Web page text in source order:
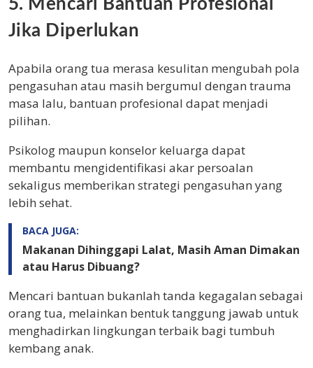
5. Mencari Bantuan Profesional
Jika Diperlukan
Apabila orang tua merasa kesulitan mengubah pola
pengasuhan atau masih bergumul dengan trauma
masa lalu, bantuan profesional dapat menjadi
pilihan.
Psikolog maupun konselor keluarga dapat
membantu mengidentifikasi akar persoalan
sekaligus memberikan strategi pengasuhan yang
lebih sehat.
BACA JUGA:
Makanan Dihinggapi Lalat, Masih Aman Dimakan
atau Harus Dibuang?
Mencari bantuan bukanlah tanda kegagalan sebagai
orang tua, melainkan bentuk tanggung jawab untuk
menghadirkan lingkungan terbaik bagi tumbuh
kembang anak.